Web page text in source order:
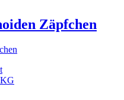
Zäpfchen